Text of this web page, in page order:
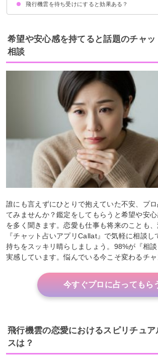
夜に飛行機雲を見るスピリチュアル的意味
月と飛行機雲を見るスピリチュアル的意味
神社で飛行機雲を見るスピリチュアル的意味
飛行機雲の消滅を見るスピリチュアル的意味
飛行機雲と彩雲を見るスピリチュアル的意味
夕焼けに飛行機雲を見るスピリチュアル的意味
飛行機雲を待ち受けにすると効果ある？
対人運がUPする
希望や安心感を持てると話題のチャ
相談
誰にも言えずにひとりで抱えていた不安、プ
てみませんか？鑑定をしてもらうと希望や安
を多く聞きます。恋愛も仕事も将来のことも、
『チャット占いアプリCallat』で気軽に相談
持ちをスッキリ晴らしましょう。98%が『相
実感しています。悩んでいる今こそ変わるチャ
今すぐプロに占ってもら
飛行機雲の恋愛におけるスピリチュア
スは？